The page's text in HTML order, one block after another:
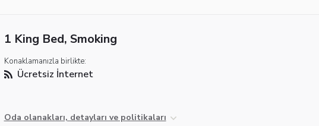
1 King Bed, Smoking
Konaklamanızla birlikte:
Ücretsiz İnternet
Oda olanakları, detayları ve politikaları